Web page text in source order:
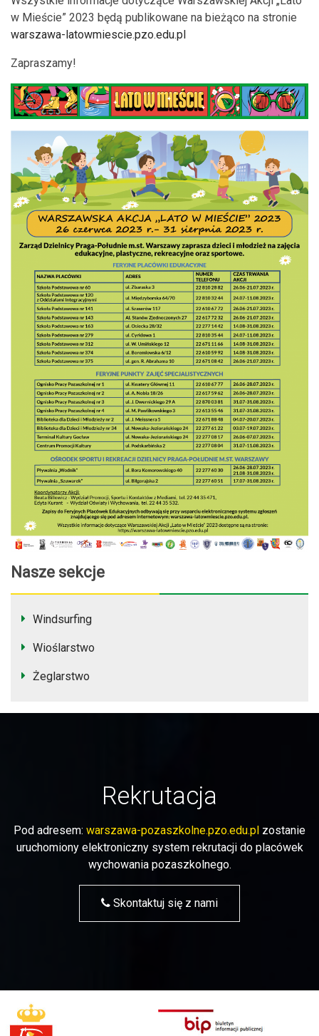
w Mieście” 2023 będą publikowane na bieżąco na stronie
warszawa-latowmiescie.pzo.edu.pl
Zapraszamy!
Nasze sekcje
Windsurfing
Wioślarstwo
Żeglarstwo
Rekrutacja
Pod adresem: warszawa-pozaszkolne.pzo.edu.pl zostanie
uruchomiony elektroniczny system rekrutacji do placówek
wychowania pozaszkolnego.
Skontaktuj się z nami